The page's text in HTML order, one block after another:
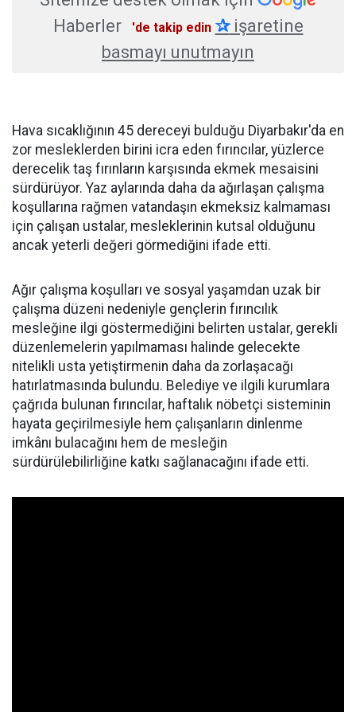
Haberler
'de takip edin ✰işaretine
basmayı unutmayın
Hava sıcaklığının 45 dereceyi bulduğu Diyarbakır'da en
zor mesleklerden birini icra eden fırıncılar, yüzlerce
derecelik taş fırınların karşısında ekmek mesaisini
sürdürüyor. Yaz aylarında daha da ağırlaşan çalışma
koşullarına rağmen vatandaşın ekmeksiz kalmaması
için çalışan ustalar, mesleklerinin kutsal olduğunu
ancak yeterli değeri görmediğini ifade etti.
Ağır çalışma koşulları ve sosyal yaşamdan uzak bir
çalışma düzeni nedeniyle gençlerin fırıncılık
mesleğine ilgi göstermediğini belirten ustalar, gerekli
düzenlemelerin yapılmaması halinde gelecekte
nitelikli usta yetiştirmenin daha da zorlaşacağı
hatırlatmasında bulundu. Belediye ve ilgili kurumlara
çağrıda bulunan fırıncılar, haftalık nöbetçi sisteminin
hayata geçirilmesiyle hem çalışanların dinlenme
imkânı bulacağını hem de mesleğin
sürdürülebilirliğine katkı sağlanacağını ifade etti.